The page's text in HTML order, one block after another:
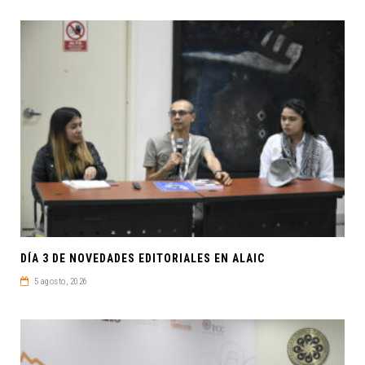
DÍA 3 DE NOVEDADES EDITORIALES EN ALAIC
5 agosto, 2026